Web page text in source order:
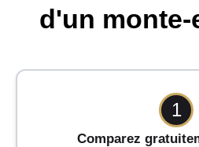
d'un monte-
1
Comparez